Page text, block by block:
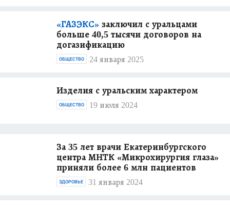
«ГАЗЭКС» заключил с уральцами
больше 40,5 тысячи договоров на
догазификацию
24 января 2025
ОБЩЕСТВО
Изделия с уральским характером
19 июля 2024
ОБЩЕСТВО
За 35 лет врачи Екатеринбургского
центра МНТК «Микрохирургия глаза»
приняли более 6 млн пациентов
31 января 2024
ЗДОРОВЬЕ